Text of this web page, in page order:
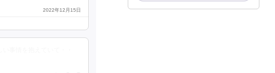
2022年12月15日